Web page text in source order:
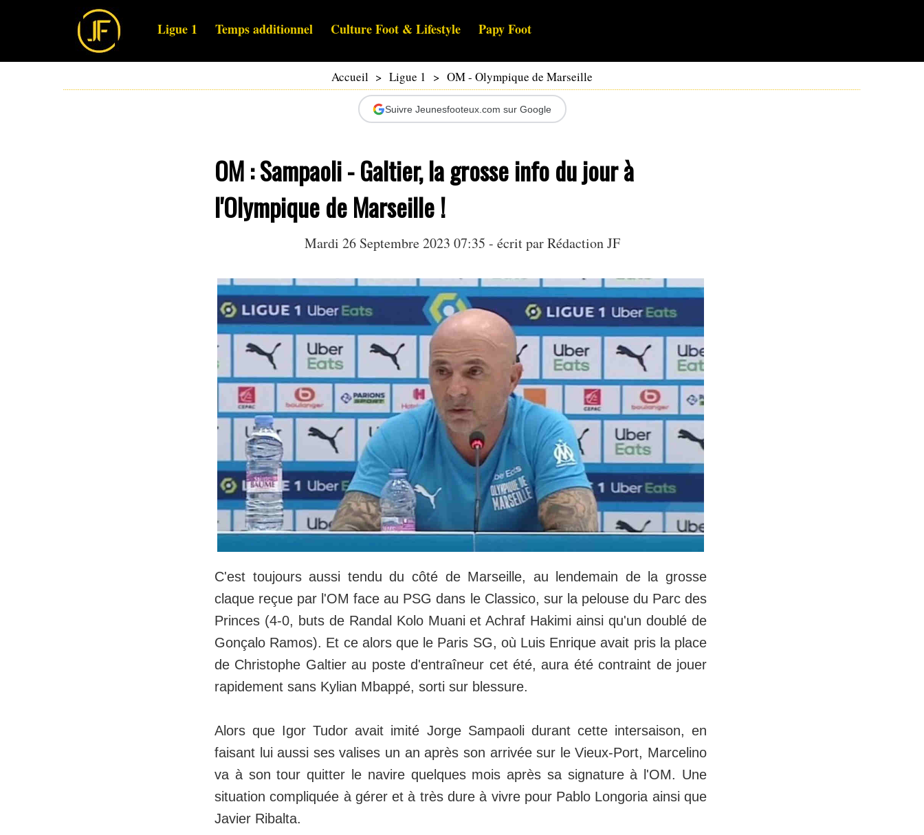
Ligue 1 Temps additionnel Culture Foot & Lifestyle Papy Foot
Accueil > Ligue 1 > OM - Olympique de Marseille
Suivre Jeunesfooteux.com sur Google
OM : Sampaoli - Galtier, la grosse info du jour à
l'Olympique de Marseille !
Mardi 26 Septembre 2023 07:35 - écrit par Rédaction JF
C'est toujours aussi tendu du côté de Marseille, au lendemain de la grosse
claque reçue par l'OM face au PSG dans le Classico, sur la pelouse du Parc des
Princes (4-0, buts de Randal Kolo Muani et Achraf Hakimi ainsi qu'un doublé de
Gonçalo Ramos). Et ce alors que le Paris SG, où Luis Enrique avait pris la place
de Christophe Galtier au poste d'entraîneur cet été, aura été contraint de jouer
rapidement sans Kylian Mbappé, sorti sur blessure.
Alors que Igor Tudor avait imité Jorge Sampaoli durant cette intersaison, en
faisant lui aussi ses valises un an après son arrivée sur le Vieux-Port, Marcelino
va à son tour quitter le navire quelques mois après sa signature à l'OM. Une
situation compliquée à gérer et à très dure à vivre pour Pablo Longoria ainsi que
Javier Ribalta.